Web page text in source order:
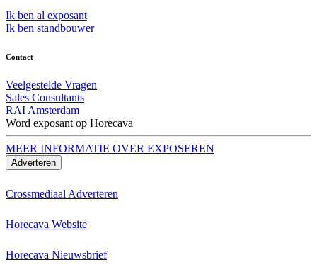
Ik ben al exposant
Ik ben standbouwer
Contact
Veelgestelde Vragen
Sales Consultants
RAI Amsterdam
Word exposant op Horecava
MEER INFORMATIE OVER EXPOSEREN
Adverteren
Crossmediaal Adverteren
Horecava Website
Horecava Nieuwsbrief